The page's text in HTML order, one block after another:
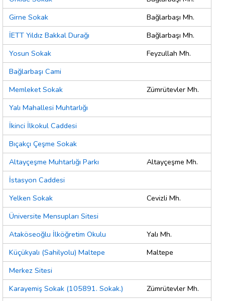
Girne Sokak
Bağlarbaşı Mh.
İETT Yıldız Bakkal Durağı
Bağlarbaşı Mh.
Yosun Sokak
Feyzullah Mh.
Bağlarbaşı Cami
Memleket Sokak
Zümrütevler Mh.
Yalı Mahallesi Muhtarlığı
İkinci İlkokul Caddesi
Bıçakçı Çeşme Sokak
Altayçeşme Muhtarlığı Parkı
Altayçeşme Mh.
İstasyon Caddesi
Yelken Sokak
Cevizli Mh.
Üniversite Mensupları Sitesi
Ataköseoğlu İlköğretim Okulu
Yalı Mh.
Küçükyalı (Sahilyolu) Maltepe
Maltepe
Merkez Sitesi
Karayemiş Sokak (105891. Sokak.)
Zümrütevler Mh.